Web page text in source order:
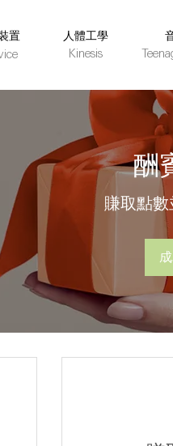
置 人體工學
Kinesis
酬
賺取點